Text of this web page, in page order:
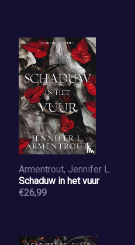
Armentrout, Jennifer L.
Schaduw in het vuur
€26,99